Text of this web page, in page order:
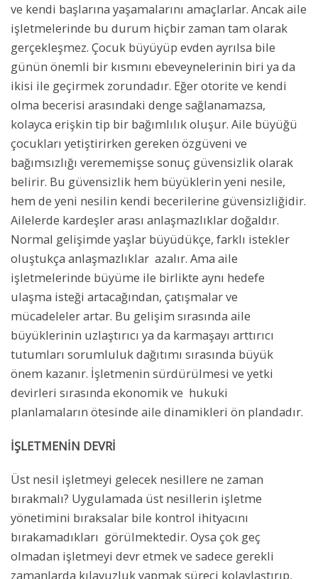
ve kendi başlarına yaşamalarını amaçlarlar. Ancak aile
işletmelerinde bu durum hiçbir zaman tam olarak
gerçekleşmez. Çocuk büyüyüp evden ayrılsa bile
günün önemli bir kısmını ebeveynelerinin biri ya da
ikisi ile geçirmek zorundadır. Eğer otorite ve kendi
olma becerisi arasındaki denge sağlanamazsa,
kolayca erişkin tip bir bağımlılık oluşur. Aile büyüğü
çocukları yetiştirirken gereken özgüveni ve
bağımsızlığı verememişse sonuç güvensizlik olarak
belirir. Bu güvensizlik hem büyüklerin yeni nesile,
hem de yeni nesilin kendi becerilerine güvensizliğidir.
Ailelerde kardeşler arası anlaşmazlıklar doğaldır.
Normal gelişimde yaşlar büyüdükçe, farklı istekler
oluştukça anlaşmazlıklar azalır. Ama aile
işletmelerinde büyüme ile birlikte aynı hedefe
ulaşma isteği artacağından, çatışmalar ve
mücadeleler artar. Bu gelişim sırasında aile
büyüklerinin uzlaştırıcı ya da karmaşayı arttırıcı
tutumları sorumluluk dağıtımı sırasında büyük
önem kazanır. İşletmenin sürdürülmesi ve yetki
devirleri sırasında ekonomik ve hukuki
planlamaların ötesinde aile dinamikleri ön plandadır.
İŞLETMENİN DEVRİ
Üst nesil işletmeyi gelecek nesillere ne zaman
bırakmalı? Uygulamada üst nesillerin işletme
yönetimini bıraksalar bile kontrol ihityacını
bırakamadıkları görülmektedir. Oysa çok geç
olmadan işletmeyi devr etmek ve sadece gerekli
zamanlarda kılavuzluk yapmak süreci kolaylaştırıp,